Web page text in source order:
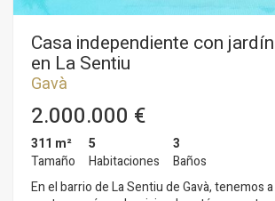
Casa independiente con
en La Sentiu
Gavà
2.000.000 €
311 m²
Tamaño
5
Habitaciones
3
Baños
En el barrio de La Sentiu de Gavà, tenemos